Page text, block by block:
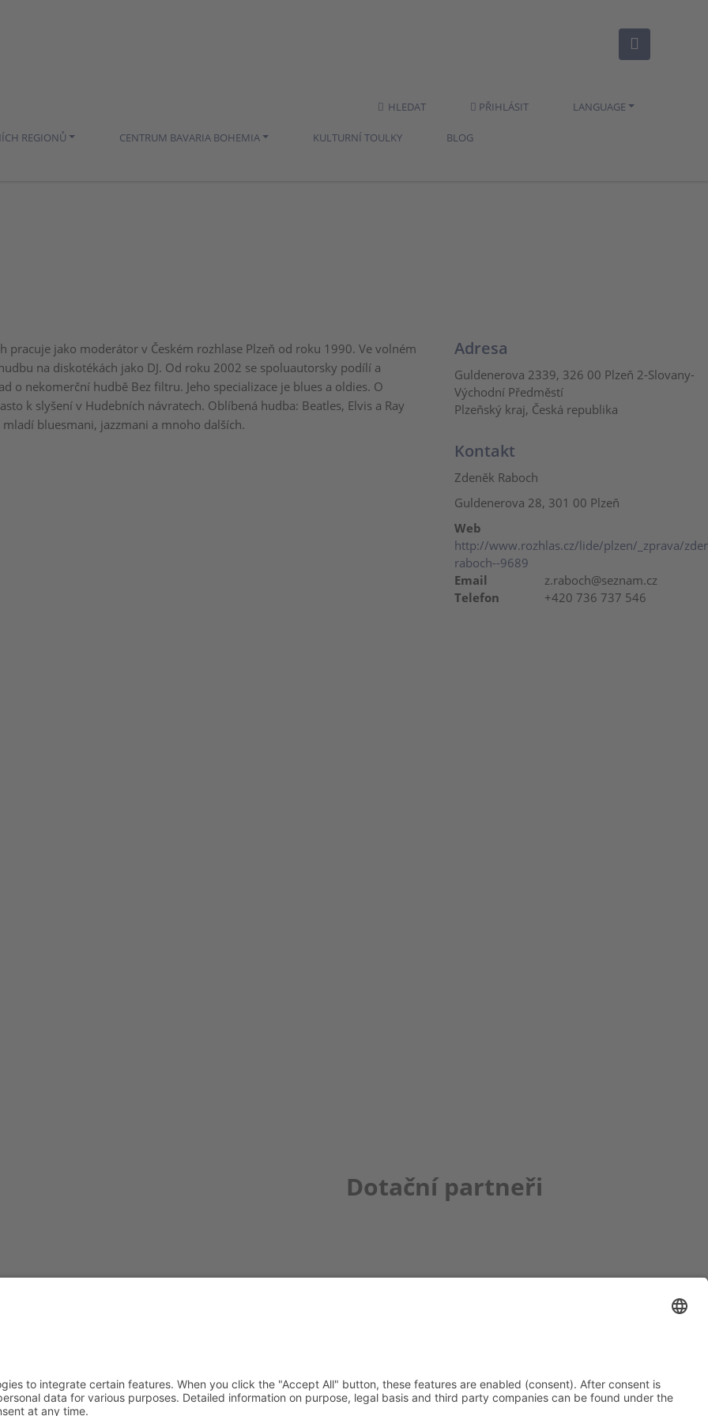
HLEDAT PŘIHLÁSIT LANGUAGE
REGIONŮ CENTRUM BAVARIA BOHEMIA KULTURNÍ TOULKY BLOG
pracuje jako moderátor v Českém rozhlase Plzeň od roku 1990. Ve volném
na diskotékách jako DJ. Od roku 2002 se spoluautorsky podílí a
o nekomerční hudbě Bez filtru. Jeho specializace je blues a oldies. O
k slyšení v Hudebních návratech. Oblíbená hudba: Beatles, Elvis a Ray
mladí bluesmani, jazzmani a mnoho dalších.
Adresa
Guldenerova 2339, 326 00 Plzeň 2-Slovany-
Východní Předměstí
Plzeňský kraj, Česká republika
Kontakt
Zdeněk Raboch
Guldenerova 28, 301 00 Plzeň
Web
http://www.rozhlas.cz/lide/plzen/_zprava/
raboch--9689
Email
z.raboch@seznam.cz
Telefon
+420 736 737 546
Dotační partneři
Freyung 1, 92539 Schönsee
Tel.:+49 (0)9674 / 92 48 78